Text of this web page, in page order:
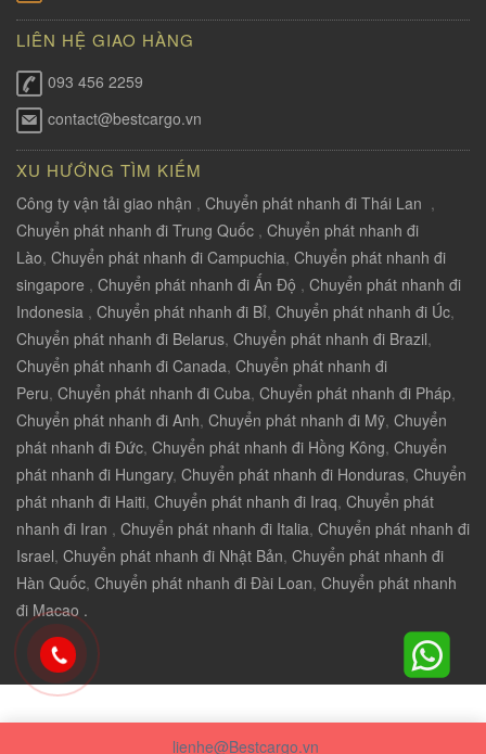
LIÊN HỆ GIAO HÀNG
093 456 2259
contact@bestcargo.vn
XU HƯỚNG TÌM KIẾM
Công ty vận tải giao nhận , Chuyển phát nhanh đi Thái Lan ,
Chuyển phát nhanh đi Trung Quốc , Chuyển phát nhanh đi
Lào, Chuyển phát nhanh đi Campuchia, Chuyển phát nhanh đi
singapore , Chuyển phát nhanh đi Ấn Độ , Chuyển phát nhanh đi
Indonesia , Chuyển phát nhanh đi Bỉ, Chuyển phát nhanh đi Úc,
Chuyển phát nhanh đi Belarus, Chuyển phát nhanh đi Brazil,
Chuyển phát nhanh đi Canada, Chuyển phát nhanh đi
Peru, Chuyển phát nhanh đi Cuba, Chuyển phát nhanh đi Pháp,
Chuyển phát nhanh đi Anh, Chuyển phát nhanh đi Mỹ, Chuyển
phát nhanh đi Đức, Chuyển phát nhanh đi Hồng Kông, Chuyển
phát nhanh đi Hungary, Chuyển phát nhanh đi Honduras, Chuyển
phát nhanh đi Haiti, Chuyển phát nhanh đi Iraq, Chuyển phát
nhanh đi Iran , Chuyển phát nhanh đi Italia, Chuyển phát nhanh đi
Israel, Chuyển phát nhanh đi Nhật Bản, Chuyển phát nhanh đi
Hàn Quốc, Chuyển phát nhanh đi Đài Loan, Chuyển phát nhanh
đi Macao .
lienhe@Bestcargo.vn